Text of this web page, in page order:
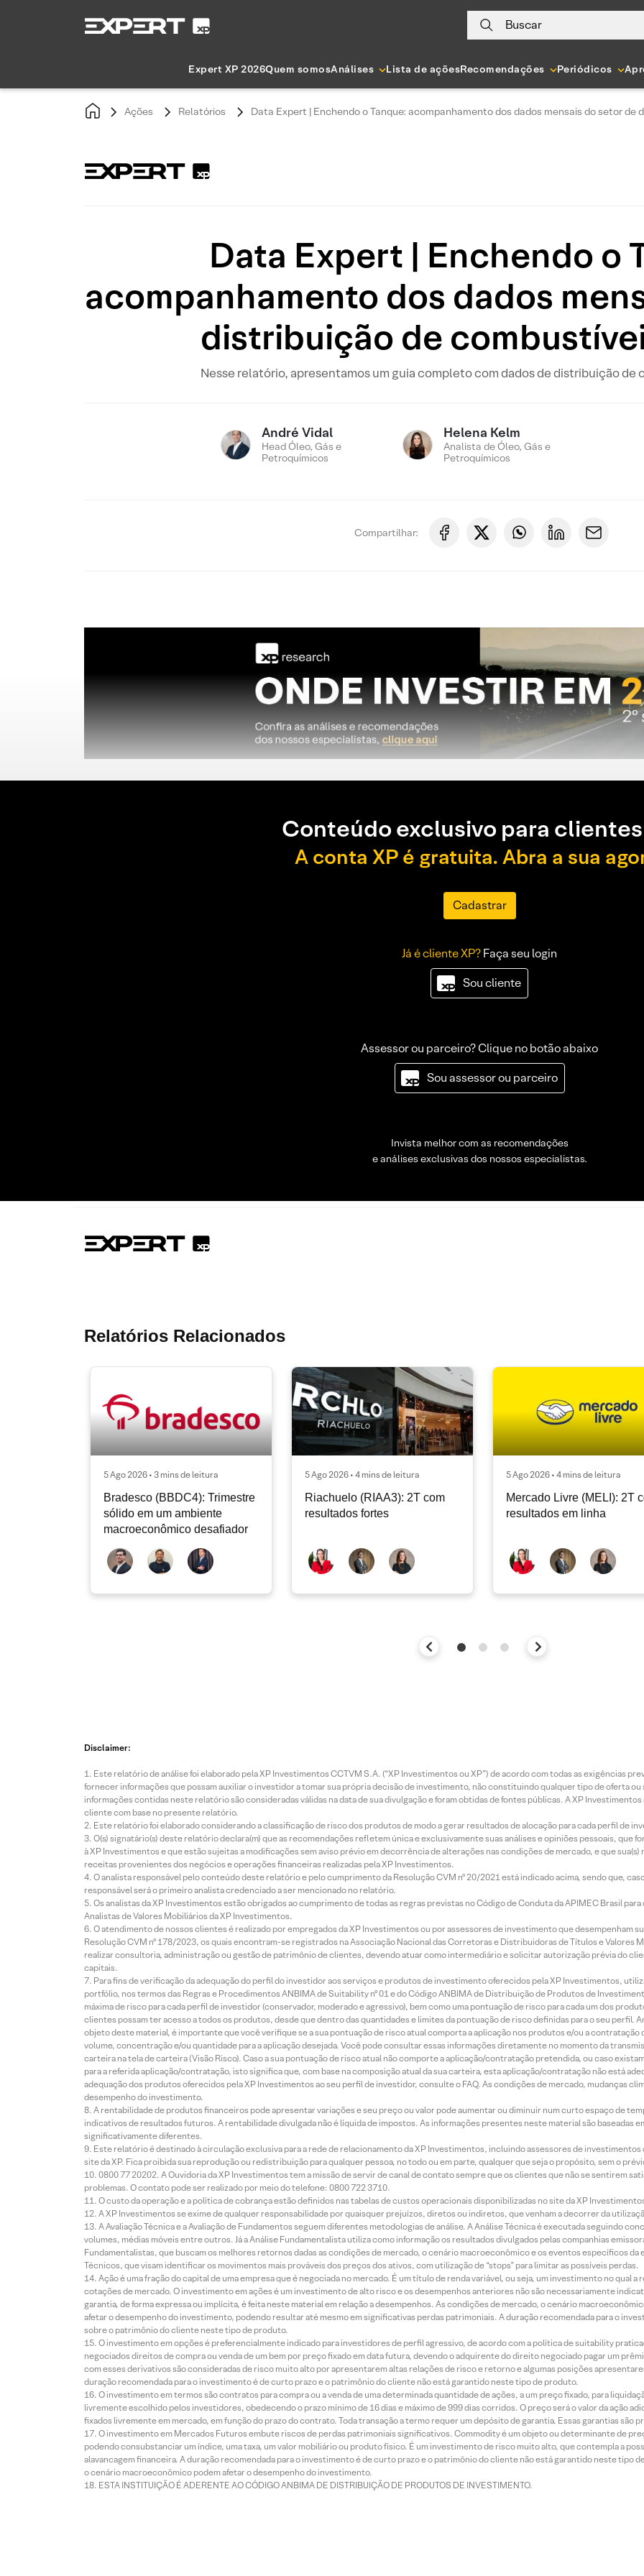
Buscar
Expert XP 2026Quem somosAnálises Lista de açõesRecomendações Periódicos
Ações Relatórios Data Expert | Enchendo o Tanque: acompanhamento dos dados mensais do setor de
Data Expert | Enchendo o
acompanhamento dos dados
distribuição de
Nesse relatório, apresentamos um guia completo com dados de distribuição de
André Vidal
Head Óleo, Gás e
Petroquímicos
Helena Kelm
Analista de Óleo, Gás e
Petroquímicos
Compartilhar:
Conteúdo exclusivo para
A conta XP é gratuita. Abra a sua
Cadastrar
Já é cliente XP?Faça seu login
Sou cliente
Assessor ou parceiro? Clique no botão abaixo
Sou assessor ou parceiro
Invista melhor com as recomendações
e análises exclusivas dos nossos especialistas.
Relatórios Relacionados
5 Ago 2026 • 3 mins de leitura
Bradesco (BBDC4): Trimestre
sólido em um ambiente
macroeconômico desafiador
5 Ago 2026 • 4 mins de leitura
Riachuelo (RIAA3): 2T com
resultados fortes
5 Ago 2026 • 4 mins de leitura
Mercado Livre (MELI): 2T
resultados em linha
Disclaimer:
Este relatório de análise foi elaborado pela XP Investimentos CCTVM S.A. (“XP Investimentos ou XP”) de acordo com todas as exigências
fornecer informações que possam auxiliar o investidor a tomar sua própria decisão de investimento, não constituindo qualquer tipo de oferta
informações contidas neste relatório são consideradas válidas na data de sua divulgação e foram obtidas de fontes públicas. A XP
cliente com base no presente relatório.
Este relatório foi elaborado considerando a classificação de risco dos produtos de modo a gerar resultados de alocação para cada perfil de
O(s) signatário(s) deste relatório declara(m) que as recomendações refletem única e exclusivamente suas análises e opiniões pessoais, que
à XP Investimentos e que estão sujeitas a modificações sem aviso prévio em decorrência de alterações nas condições de mercado, e que
receitas provenientes dos negócios e operações financeiras realizadas pela XP Investimentos.
O analista responsável pelo conteúdo deste relatório e pelo cumprimento da Resolução CVM nº 20/2021 está indicado acima, sendo que,
responsável será o primeiro analista credenciado a ser mencionado no relatório.
Os analistas da XP Investimentos estão obrigados ao cumprimento de todas as regras previstas no Código de Conduta da APIMEC Brasil
Analistas de Valores Mobiliários da XP Investimentos.
O atendimento de nossos clientes é realizado por empregados da XP Investimentos ou por assessores de investimento que desempenham
Resolução CVM nº 178/2023, os quais encontram-se registrados na Associação Nacional das Corretoras e Distribuidoras de Títulos e Valores
realizar consultoria, administração ou gestão de patrimônio de clientes, devendo atuar como intermediário e solicitar autorização prévia do
capitais.
Para fins de verificação da adequação do perfil do investidor aos serviços e produtos de investimento oferecidos pela XP Investimentos,
portfólio, nos termos das Regras e Procedimentos ANBIMA de Suitability nº 01 e do Código ANBIMA de Distribuição de Produtos de
máxima de risco para cada perfil de investidor (conservador, moderado e agressivo), bem como uma pontuação de risco para cada um dos
clientes possam ter acesso a todos os produtos, desde que dentro das quantidades e limites da pontuação de risco definidas para o seu perfil.
objeto deste material, é importante que você verifique se a sua pontuação de risco atual comporta a aplicação nos produtos e/ou a contratação
volume, concentração e/ou quantidade para a aplicação desejada. Você pode consultar essas informações diretamente no momento da
carteira na tela de carteira (Visão Risco). Caso a sua pontuação de risco atual não comporte a aplicação/contratação pretendida, ou caso
para a referida aplicação/contratação, isto significa que, com base na composição atual da sua carteira, esta aplicação/contratação não está
adequação dos produtos oferecidos pela XP Investimentos ao seu perfil de investidor, consulte o FAQ. As condições de mercado, mudanças
desempenho do investimento.
A rentabilidade de produtos financeiros pode apresentar variações e seu preço ou valor pode aumentar ou diminuir num curto espaço de
indicativos de resultados futuros. A rentabilidade divulgada não é líquida de impostos. As informações presentes neste material são baseadas
significativamente diferentes.
Este relatório é destinado à circulação exclusiva para a rede de relacionamento da XP Investimentos, incluindo assessores de investimentos
site da XP. Fica proibida sua reprodução ou redistribuição para qualquer pessoa, no todo ou em parte, qualquer que seja o propósito, sem o
0800 77 20202. A Ouvidoria da XP Investimentos tem a missão de servir de canal de contato sempre que os clientes que não se sentirem
problemas. O contato pode ser realizado por meio do telefone: 0800 722 3710.
O custo da operação e a política de cobrança estão definidos nas tabelas de custos operacionais disponibilizadas no site da XP
A XP Investimentos se exime de qualquer responsabilidade por quaisquer prejuízos, diretos ou indiretos, que venham a decorrer da
A Avaliação Técnica e a Avaliação de Fundamentos seguem diferentes metodologias de análise. A Análise Técnica é executada seguindo
volumes, médias móveis entre outros. Já a Análise Fundamentalista utiliza como informação os resultados divulgados pelas companhias
Fundamentalistas, que buscam os melhores retornos dadas as condições de mercado, o cenário macroeconômico e os eventos específicos
Técnicos, que visam identificar os movimentos mais prováveis dos preços dos ativos, com utilização de “stops” para limitar as possíveis perdas.
Ação é uma fração do capital de uma empresa que é negociada no mercado. É um título de renda variável, ou seja, um investimento no qual
cotações de mercado. O investimento em ações é um investimento de alto risco e os desempenhos anteriores não são necessariamente
garantia, de forma expressa ou implícita, é feita neste material em relação a desempenhos. As condições de mercado, o cenário
afetar o desempenho do investimento, podendo resultar até mesmo em significativas perdas patrimoniais. A duração recomendada para o
sobre o patrimônio do cliente neste tipo de produto.
O investimento em opções é preferencialmente indicado para investidores de perfil agressivo, de acordo com a política de suitability
negociados direitos de compra ou venda de um bem por preço fixado em data futura, devendo o adquirente do direito negociado pagar um
com esses derivativos são consideradas de risco muito alto por apresentarem altas relações de risco e retorno e algumas posições
duração recomendada para o investimento é de curto prazo e o patrimônio do cliente não está garantido neste tipo de produto.
O investimento em termos são contratos para compra ou a venda de uma determinada quantidade de ações, a um preço fixado, para
livremente escolhido pelos investidores, obedecendo o prazo mínimo de 16 dias e máximo de 999 dias corridos. O preço será o valor da ação
fixados livremente em mercado, em função do prazo do contrato. Toda transação a termo requer um depósito de garantia. Essas garantias são
O investimento em Mercados Futuros embute riscos de perdas patrimoniais significativos. Commodity é um objeto ou determinante de
podendo consubstanciar um índice, uma taxa, um valor mobiliário ou produto físico. É um investimento de risco muito alto, que contempla a
alavancagem financeira. A duração recomendada para o investimento é de curto prazo e o patrimônio do cliente não está garantido neste tipo
o cenário macroeconômico podem afetar o desempenho do investimento.
ESTA INSTITUIÇÃO É ADERENTE AO CÓDIGO ANBIMA DE DISTRIBUIÇÃO DE PRODUTOS DE INVESTIMENTO.